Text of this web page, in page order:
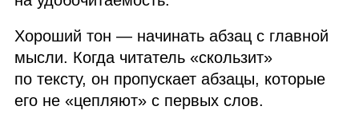
Хороший тон — начинать абзац с главной
мысли. Когда читатель «скользит»
по тексту, он пропускает абзацы, которые
его не «цепляют» с первых слов.